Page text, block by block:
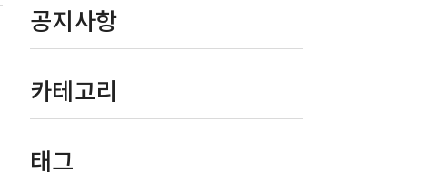
공지사항
카테고리
태그